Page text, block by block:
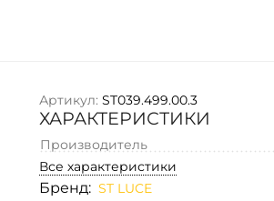
Артикул: ST039.499.00.3
ХАРАКТЕРИСТИКИ
Производитель
Все характеристики
Бренд: ST LUCE